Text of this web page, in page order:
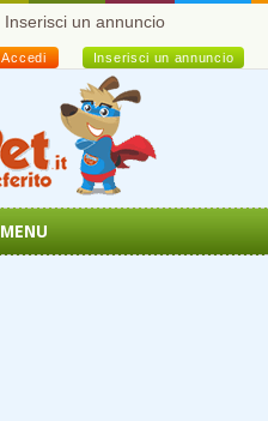
Inserisci un annuncio
Inserisci un annuncio
Accedi
MENU